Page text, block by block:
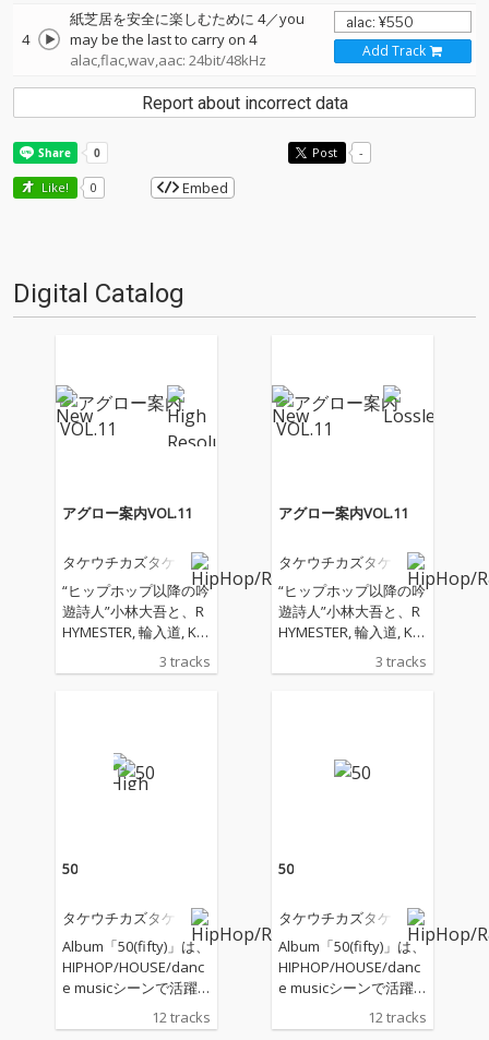
4
紙芝居を安全に楽しむために 4／you
may be the last to carry on 4
alac,flac,wav,aac: 24bit/48kHz
Add Track
Report about incorrect data
Post -
Like! 0 Embed
Digital Catalog
アグロー案内VOL.11
タケウチカズタケ
“ヒップホップ以降の吟
遊詩人”小林大吾と、R
HYMESTER, 輪入道, KE
N THE 390等のHIPHOP
アーティストのサポー
で活躍するキーボーデ
ィスト・サウンドプロ
を広げるコラボレーシ
ョン・シリーズ「アグ
書き下ろされた「惑星
／searching for Iren
e」は、プラネタリウ
ムで宇宙飛行を想像で
リーディングとトラッ
3 tracks
アグロー案内VOL.11
タケウチカズタケ
“ヒップホップ以降の吟
遊詩人”小林大吾と、R
HYMESTER, 輪入道, KE
N THE 390等のHIPHOP
アーティストのサポー
で活躍するキーボーデ
ィスト・サウンドプロ
を広げるコラボレーシ
ョン・シリーズ「アグ
書き下ろされた「惑星
／searching for Iren
e」は、プラネタリウ
ムで宇宙飛行を想像で
リーディングとトラッ
3 tracks
50
タケウチカズタケ
Album「50(fifty)」は、
HIPHOP/HOUSE/danc
e musicシーンで活躍
するキーボーディス
ト・サウンドプロデュ
12 tracks
50
タケウチカズタケ
Album「50(fifty)」は、
HIPHOP/HOUSE/danc
e musicシーンで活躍
するキーボーディス
ト・サウンドプロデュ
12 tracks